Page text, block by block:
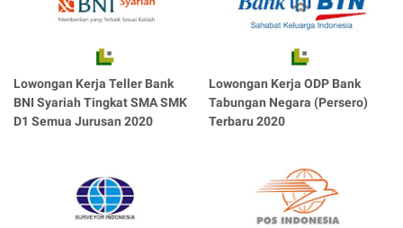
Lowongan Kerja Teller Bank
BNI Syariah Tingkat SMA SMK
D1 Semua Jurusan 2020
Lowongan Kerja ODP Bank
Tabungan Negara (Persero)
Terbaru 2020